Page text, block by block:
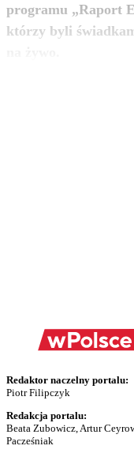
programu „Raport
którzy byli
Redaktor naczelny portalu:
Piotr Filipczyk
Redakcja portalu:
Beata Zubowicz, Artur
Pacześniak